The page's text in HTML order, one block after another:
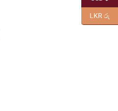
LKR රු